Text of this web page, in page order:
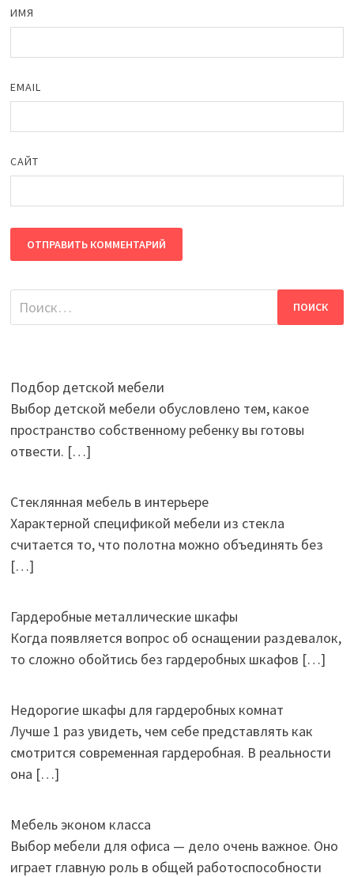
ИМЯ
EMAIL
САЙТ
Найти:
Подбор детской мебели
Выбор детской мебели обусловлено тем, какое
пространство собственному ребенку вы готовы
отвести. […]
Стеклянная мебель в интерьере
Характерной спецификой мебели из стекла
считается то, что полотна можно объединять без
[…]
Гардеробные металлические шкафы
Когда появляется вопрос об оснащении раздевалок,
то сложно обойтись без гардеробных шкафов […]
Недорогие шкафы для гардеробных комнат
Лучше 1 раз увидеть, чем себе представлять как
смотрится современная гардеробная. В реальности
она […]
Мебель эконом класса
Выбор мебели для офиса — дело очень важное. Оно
играет главную роль в общей работоспособности